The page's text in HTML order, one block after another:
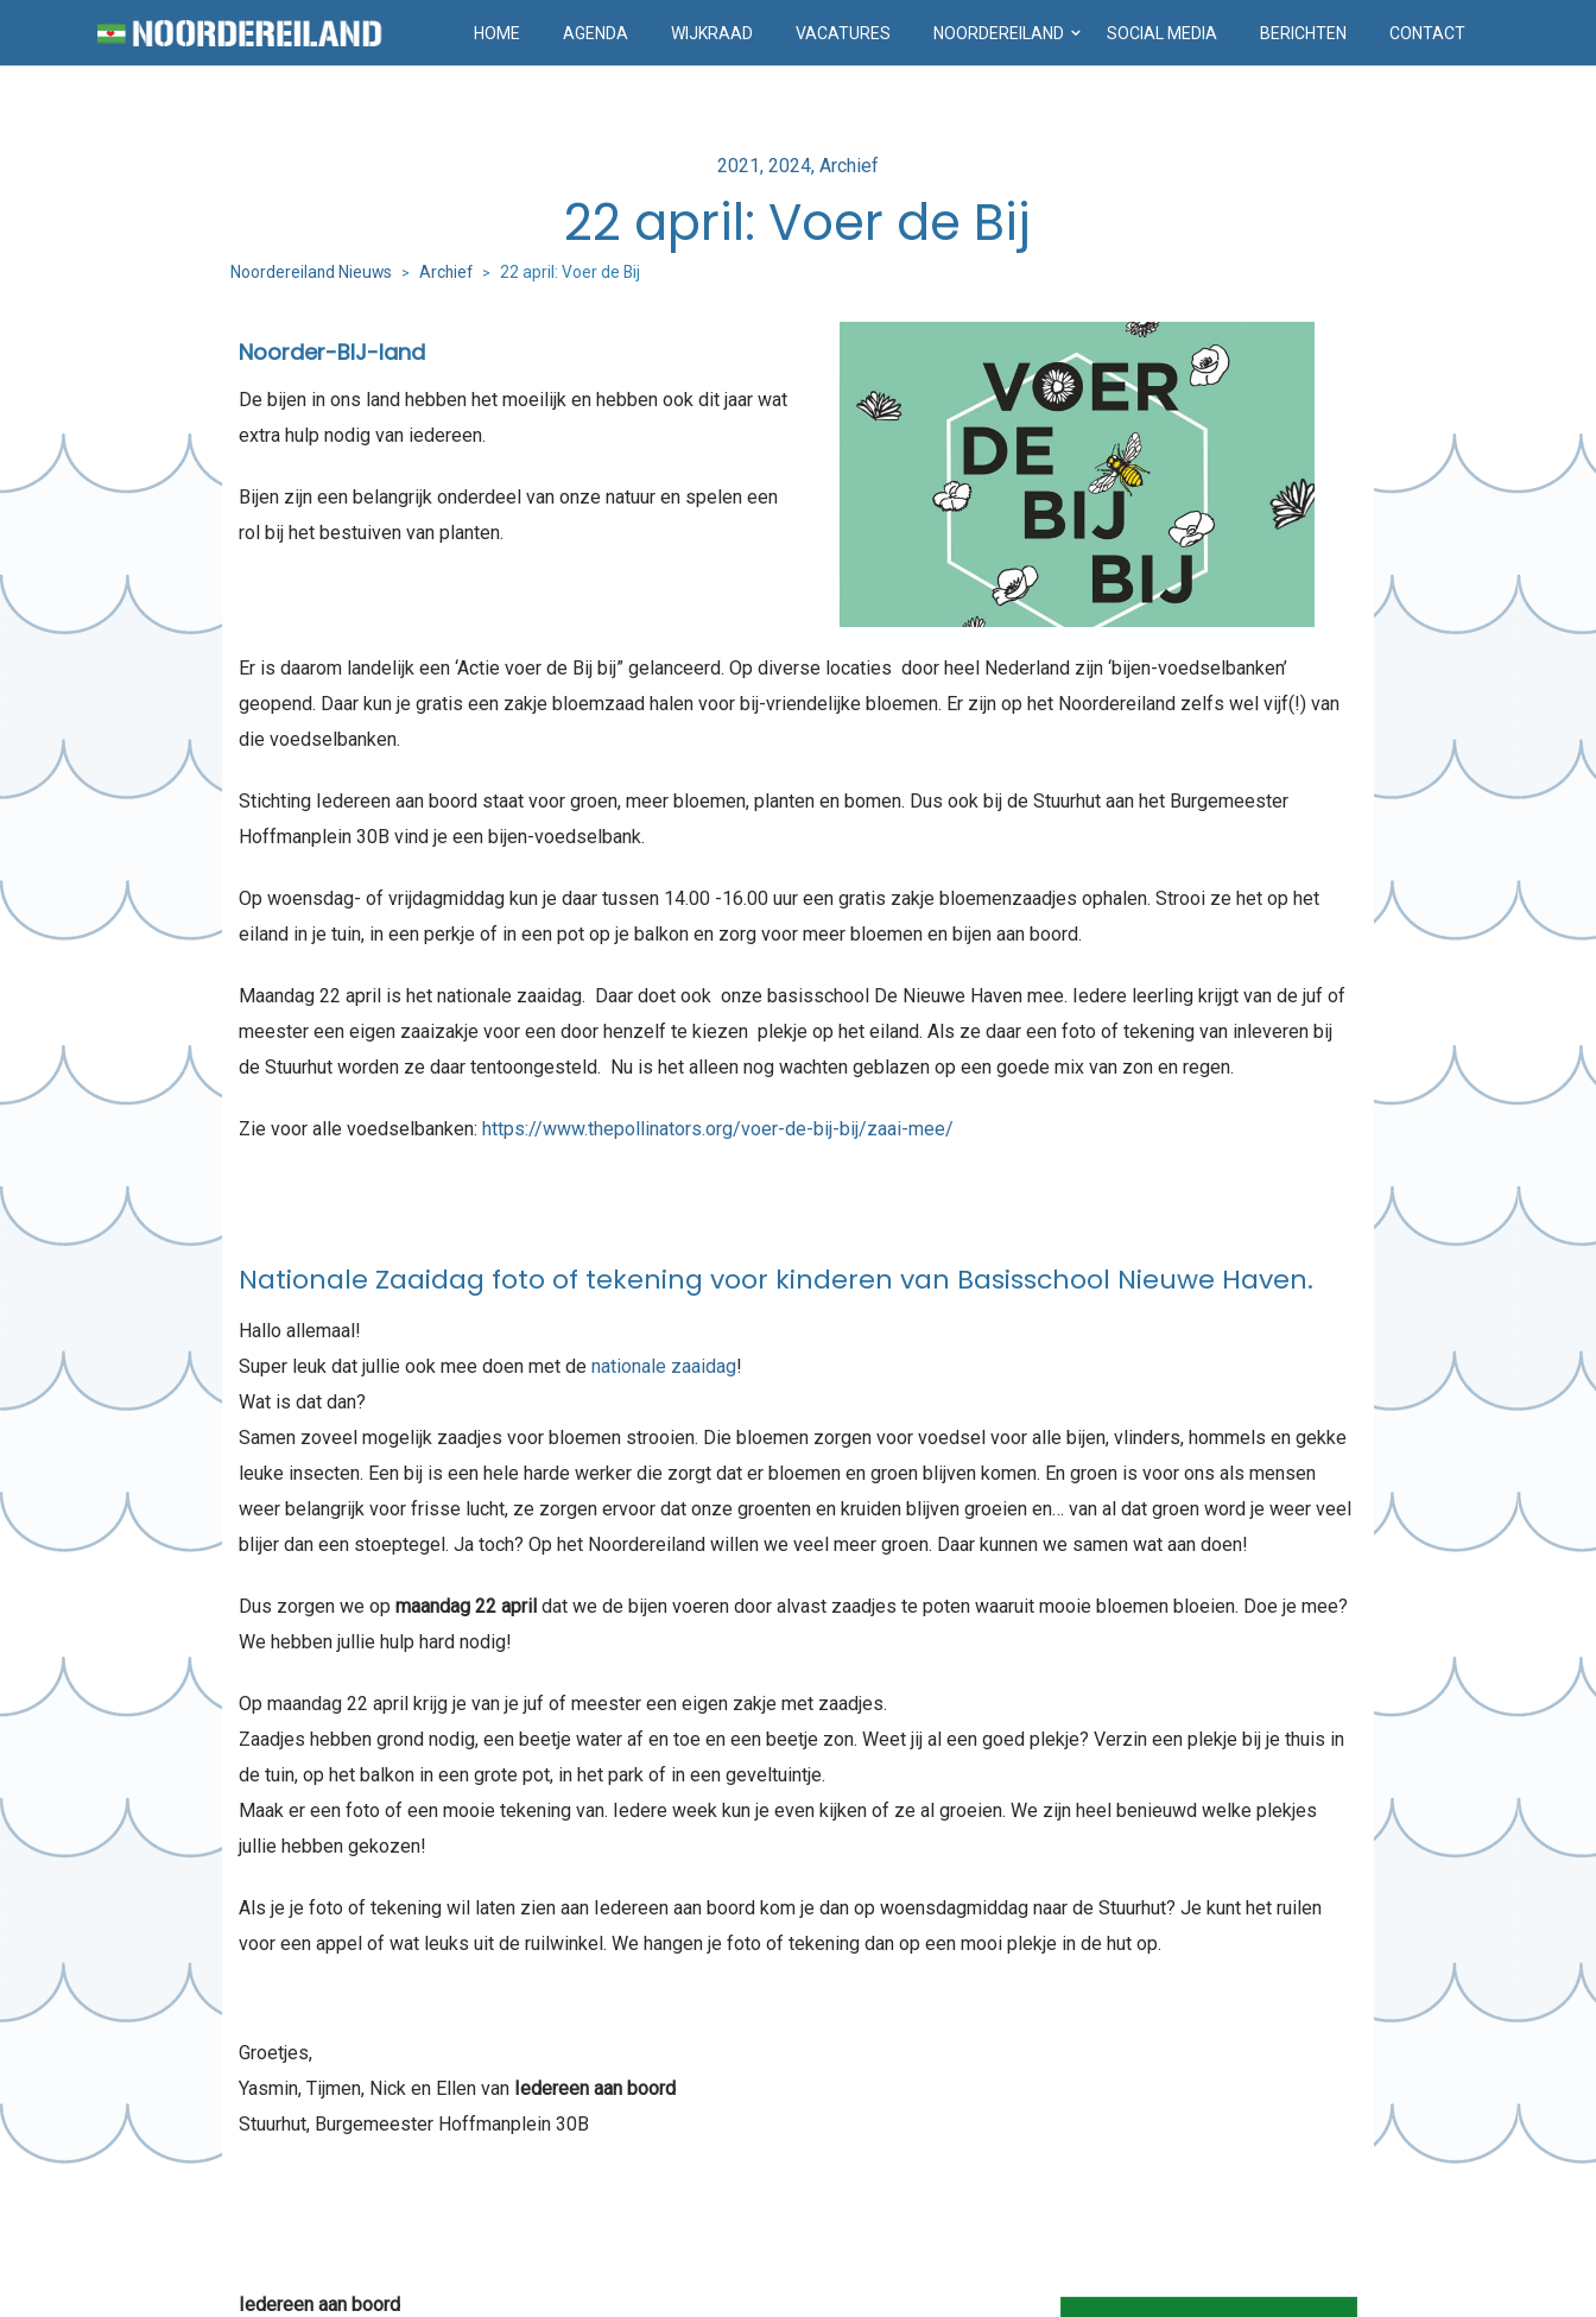
HOME AGENDA WIJKRAAD VACATURES NOORDEREILAND SOCIAL MEDIA BERICHTEN CONTACT
Posted
in
2021 2024 Archief
22 april: Voer de Bij
Noordereiland Nieuws > Archief > 22 april: Voer de Bij
Noorder-BIJ-land
De bijen in ons land hebben het moeilijk en hebben ook dit jaar wat
extra hulp nodig van iedereen.
Bijen zijn een belangrijk onderdeel van onze natuur en spelen een
rol bij het bestuiven van planten.
Er is daarom landelijk een ‘Actie voer de Bij bij” gelanceerd. Op diverse locaties door heel Nederland zijn ‘bijen-voedselbanken’
geopend. Daar kun je gratis een zakje bloemzaad halen voor bij-vriendelijke bloemen. Er zijn op het Noordereiland zelfs wel vijf(!) van
die voedselbanken.
Stichting Iedereen aan boord staat voor groen, meer bloemen, planten en bomen. Dus ook bij de Stuurhut aan het Burgemeester
Hoffmanplein 30B vind je een bijen-voedselbank.
Op woensdag- of vrijdagmiddag kun je daar tussen 14.00 -16.00 uur een gratis zakje bloemenzaadjes ophalen. Strooi ze het op het
eiland in je tuin, in een perkje of in een pot op je balkon en zorg voor meer bloemen en bijen aan boord.
Maandag 22 april is het nationale zaaidag. Daar doet ook onze basisschool De Nieuwe Haven mee. Iedere leerling krijgt van de juf of
meester een eigen zaaizakje voor een door henzelf te kiezen plekje op het eiland. Als ze daar een foto of tekening van inleveren bij
de Stuurhut worden ze daar tentoongesteld. Nu is het alleen nog wachten geblazen op een goede mix van zon en regen.
Zie voor alle voedselbanken: https://www.thepollinators.org/voer-de-bij-bij/zaai-mee/
Nationale Zaaidag foto of tekening voor kinderen van Basisschool Nieuwe Haven.
Hallo allemaal!
Super leuk dat jullie ook mee doen met de nationale zaaidag!
Wat is dat dan?
Samen zoveel mogelijk zaadjes voor bloemen strooien. Die bloemen zorgen voor voedsel voor alle bijen, vlinders, hommels en gekke
leuke insecten. Een bij is een hele harde werker die zorgt dat er bloemen en groen blijven komen. En groen is voor ons als mensen
weer belangrijk voor frisse lucht, ze zorgen ervoor dat onze groenten en kruiden blijven groeien en… van al dat groen word je weer veel
blijer dan een stoeptegel. Ja toch? Op het Noordereiland willen we veel meer groen. Daar kunnen we samen wat aan doen!
Dus zorgen we op maandag 22 april dat we de bijen voeren door alvast zaadjes te poten waaruit mooie bloemen bloeien. Doe je mee?
We hebben jullie hulp hard nodig!
Op maandag 22 april krijg je van je juf of meester een eigen zakje met zaadjes.
Zaadjes hebben grond nodig, een beetje water af en toe en een beetje zon. Weet jij al een goed plekje? Verzin een plekje bij je thuis in
de tuin, op het balkon in een grote pot, in het park of in een geveltuintje.
Maak er een foto of een mooie tekening van. Iedere week kun je even kijken of ze al groeien. We zijn heel benieuwd welke plekjes
jullie hebben gekozen!
Als je je foto of tekening wil laten zien aan Iedereen aan boord kom je dan op woensdagmiddag naar de Stuurhut? Je kunt het ruilen
voor een appel of wat leuks uit de ruilwinkel. We hangen je foto of tekening dan op een mooi plekje in de hut op.
Groetjes,
Yasmin, Tijmen, Nick en Ellen van Iedereen aan boord
Stuurhut, Burgemeester Hoffmanplein 30B
Iedereen aan boord